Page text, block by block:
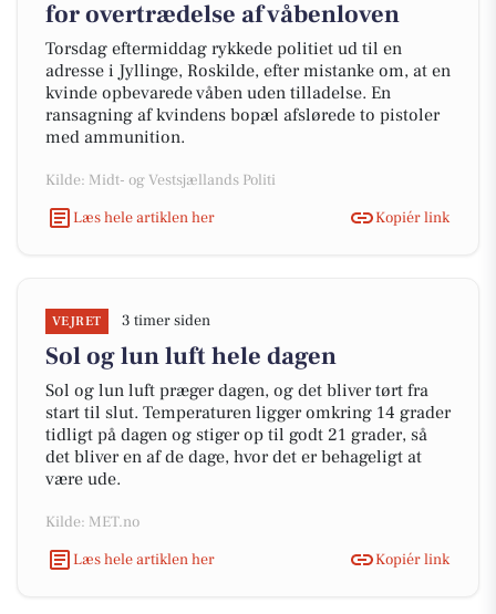
for overtrædelse af våbenloven
Torsdag eftermiddag rykkede politiet ud til en
adresse i Jyllinge, Roskilde, efter mistanke om, at en
kvinde opbevarede våben uden tilladelse. En
ransagning af kvindens bopæl afslørede to pistoler
med ammunition.
Kilde: Midt- og Vestsjællands Politi
Læs hele artiklen her
Kopiér link
VEJRET 3 timer siden
Sol og lun luft hele dagen
Sol og lun luft præger dagen, og det bliver tørt fra
start til slut. Temperaturen ligger omkring 14 grader
tidligt på dagen og stiger op til godt 21 grader, så
det bliver en af de dage, hvor det er behageligt at
være ude.
Kilde: MET.no
Læs hele artiklen her
Kopiér link